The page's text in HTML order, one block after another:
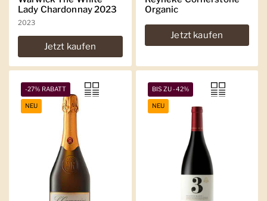
Lady Chardonnay 2023
2023
Jetzt kaufen
Organic
Jetzt kaufen
-27% RABATT
NEU
BIS ZU -42%
NEU